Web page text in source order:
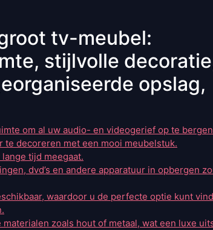
tv-meubel:
stijlvolle
opslag,
om al uw audio- en videogerief op te
te decoreren met een mooi meubelstuk.
tijd meegaat.
dvd’s en andere apparatuur in opbergen
waardoor u de perfecte optie kunt
zoals hout of metaal, wat een luxe